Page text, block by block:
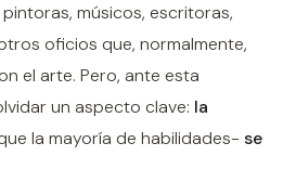
músicos, escritoras,
oficios que, normalmente,
el arte. Pero, ante esta
un aspecto clave: la
la mayoría de habilidades- se